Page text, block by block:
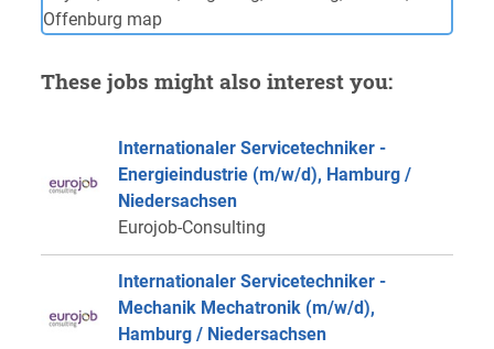
These jobs might also interest you:
Internationaler Servicetechniker -
Energieindustrie (m/w/d), Hamburg /
Niedersachsen
Eurojob-Consulting
Internationaler Servicetechniker -
Mechanik Mechatronik (m/w/d),
Hamburg / Niedersachsen